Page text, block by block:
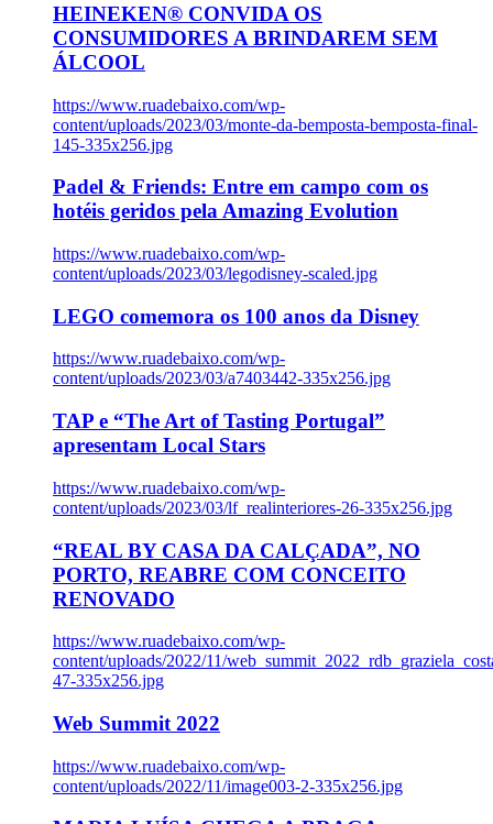
HEINEKEN® CONVIDA OS
CONSUMIDORES A BRINDAREM SEM
ÁLCOOL
https://www.ruadebaixo.com/wp-
content/uploads/2023/03/monte-da-bemposta-bemposta-final-
145-335x256.jpg
Padel & Friends: Entre em campo com os
hotéis geridos pela Amazing Evolution
https://www.ruadebaixo.com/wp-
content/uploads/2023/03/legodisney-scaled.jpg
LEGO comemora os 100 anos da Disney
https://www.ruadebaixo.com/wp-
content/uploads/2023/03/a7403442-335x256.jpg
TAP e “The Art of Tasting Portugal”
apresentam Local Stars
https://www.ruadebaixo.com/wp-
content/uploads/2023/03/lf_realinteriores-26-335x256.jpg
“REAL BY CASA DA CALÇADA”, NO
PORTO, REABRE COM CONCEITO
RENOVADO
https://www.ruadebaixo.com/wp-
content/uploads/2022/11/
47-335x256.jpg
Web Summit 2022
https://www.ruadebaixo.com/wp-
content/uploads/2022/11/image003-2-335x256.jpg